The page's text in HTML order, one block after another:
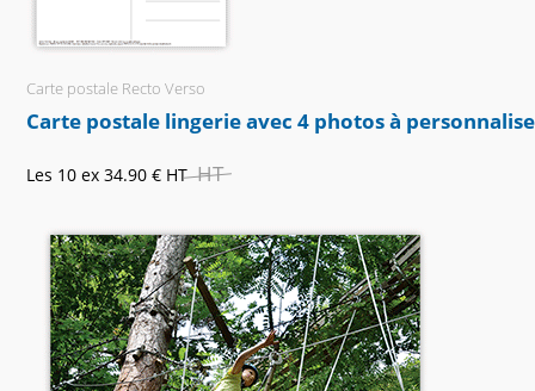
Carte postale Recto Verso
Carte postale lingerie avec 4 photos à
Les 10 ex 34.90 € HT HT